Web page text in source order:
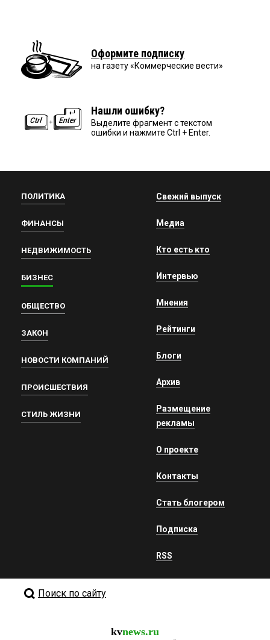
Оформите подписку
на газету «Коммерческие вести»
Нашли ошибку?
Выделите фрагмент с текстом
ошибки и нажмите Ctrl + Enter.
ПОЛИТИКА
ФИНАНСЫ
НЕДВИЖИМОСТЬ
БИЗНЕС
ОБЩЕСТВО
ЗАКОН
НОВОСТИ КОМПАНИЙ
ПРОИСШЕСТВИЯ
СТИЛЬ ЖИЗНИ
Свежий выпуск
Медиа
Кто есть кто
Интервью
Мнения
Рейтинги
Блоги
Архив
Размещение
рекламы
О проекте
Контакты
Стать блогером
Подписка
RSS
Поиск по сайту
kvnews.ru